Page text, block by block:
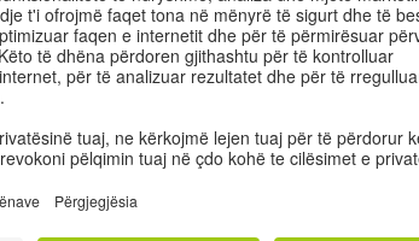
në
në
Tätigkeiten in
Në këto ushtrime njiheni
dëgjim.